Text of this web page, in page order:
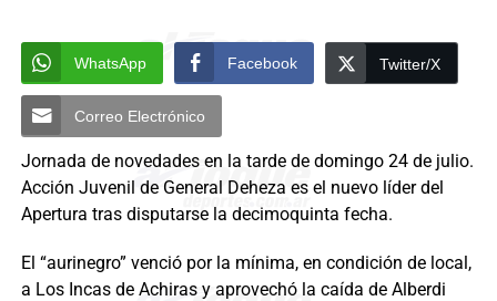
WhatsApp Facebook Twitter/X
Correo Electrónico
Jornada de novedades en la tarde de domingo 24 de julio.
Acción Juvenil de General Deheza es el nuevo líder del
Apertura tras disputarse la decimoquinta fecha.
El “aurinegro” venció por la mínima, en condición de local,
a Los Incas de Achiras y aprovechó la caída de Alberdi